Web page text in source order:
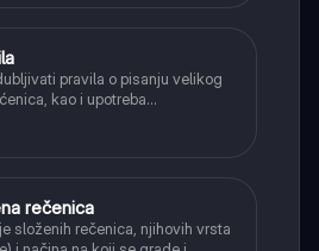
pravila o pisanju velikog
kao i upotreba
fokusom na zarez u
rečenica
složenih rečenica, njihovih vrsta